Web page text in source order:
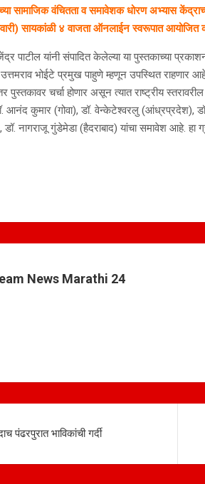
सामाजिक वंचितता व समावेशक धोरण अभ्यास
सायकांळी ४ वाजता ऑनलाईन स्वरूपात
पाटील यांनी संपादित केलेल्या या पुस्तकाच्या
भोईटे प्रमुख पाहुणे म्हणून उपस्थित राहणार
चर्चा होणार असून त्यात राष्ट्रीय
आनंद कुमार (गोवा), डॉ. वेन्केटेश्वरलु (आंध्रप्रदेश),
डॉ. नागराजू गुंडेमेडा (हैदराबाद) यांचा समावेश आहे.
News Marathi 24
पंढरपुरात भाविकांची गर्दी